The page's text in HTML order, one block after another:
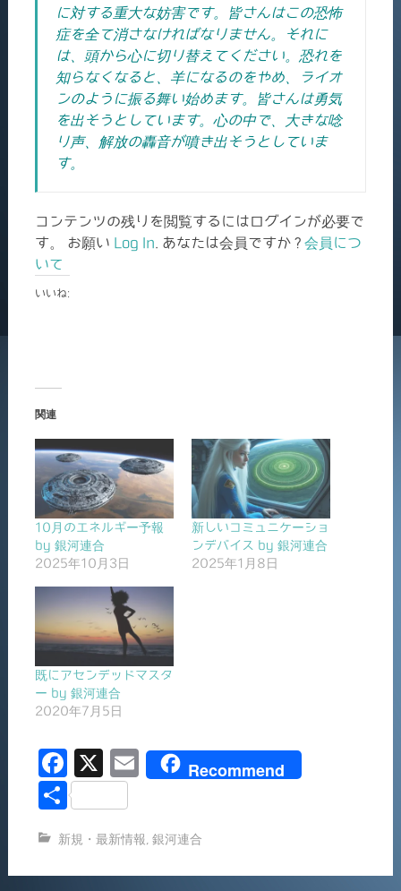
に対する重大な妨害です。皆さんはこの恐怖
症を全て消さなければなりません。それに
は、頭から心に切り替えてください。恐れを
知らなくなると、羊になるのをやめ、ライオ
ンのように振る舞い始めます。皆さんは勇気
を出そうとしています。心の中で、大きな唸
り声、解放の轟音が噴き出そうとしていま
す。
コンテンツの残りを閲覧するにはログインが必要で
す。 お願い Log In . あなたは会員ですか ? 会員につ
いて
いいね:
関連
10月のエネルギー予報
by 銀河連合
2025年10月3日
新しいコミュニケーショ
ンデバイス by 銀河連合
2025年1月8日
既にアセンデッドマスタ
ー by 銀河連合
2020年7月5日
F
a
e
b
X
E
l
Recommend
共
新規・最新情報 銀河連合